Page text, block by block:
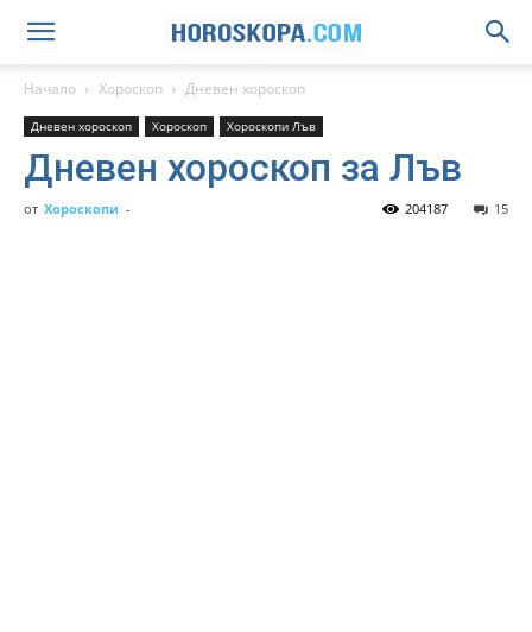
Начало Хороскоп Дневен хороскоп
Дневен хороскоп Хороскоп Хороскопи Лъв
Дневен хороскоп за Лъв
от Хороскопи - 15
204187